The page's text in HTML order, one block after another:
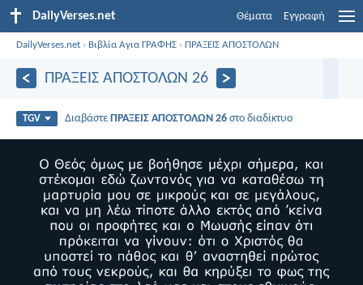
DailyVerses.net Θέματα Εγγραφή
DailyVerses.net › Βιβλία Αγια ΓΡΑΦΗΣ › ΠΡΑΞΕΙΣ ΑΠΟΣΤΟΛΩΝ
ΠΡΑΞΕΙΣ ΑΠΟΣΤΟΛΩΝ 26
TGV Διαβάστε ΠΡΑΞΕΙΣ ΑΠΟΣΤΟΛΩΝ 26 στο διαδίκτυο